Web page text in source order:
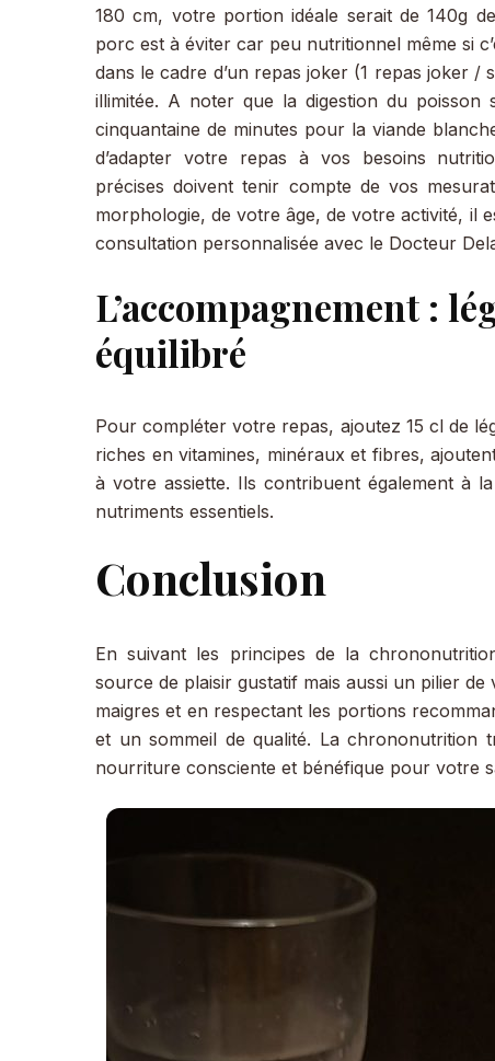
180 cm, votre portion idéale serait de 140g
porc est à éviter car peu nutritionnel même si
dans le cadre d’un repas joker (1 repas joker /
illimitée. A noter que la digestion du
cinquantaine de minutes pour la viande
d’adapter votre repas à vos besoins
précises doivent tenir compte de vos
morphologie, de votre âge, de votre activité, il
consultation personnalisée avec le Docteur
L’accompagnement :
équilibré
Pour compléter votre repas, ajoutez 15 cl de
riches en vitamines, minéraux et fibres,
à votre assiette. Ils contribuent également à
nutriments essentiels.
Conclusion
En suivant les principes de la
source de plaisir gustatif mais aussi un pilier
maigres et en respectant les portions
et un sommeil de qualité. La chrononutrition
nourriture consciente et bénéfique pour votre